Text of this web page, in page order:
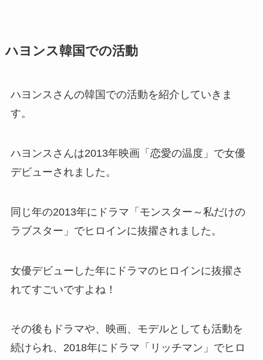
ハヨンス韓国での活動
ハヨンスさんの韓国での活動を紹介していきま
す。
ハヨンスさんは2013年映画「恋愛の温度」で女優
デビューされました。
同じ年の2013年にドラマ「モンスター～私だけの
ラブスター」でヒロインに抜擢されました。
女優デビューした年にドラマのヒロインに抜擢さ
れてすごいですよね！
その後もドラマや、映画、モデルとしても活動を
続けられ、2018年にドラマ「リッチマン」でヒロ